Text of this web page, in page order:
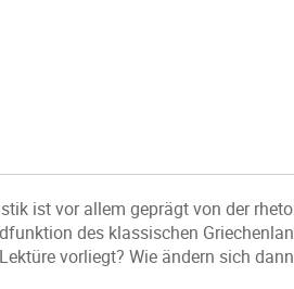
ist vor allem geprägt von der
des klassischen
vorliegt? Wie ändern sich